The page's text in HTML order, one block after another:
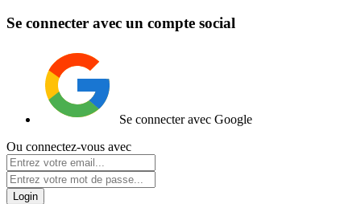
Se connecter avec un compte social
Se connecter avec Google
Ou connectez-vous avec
Login